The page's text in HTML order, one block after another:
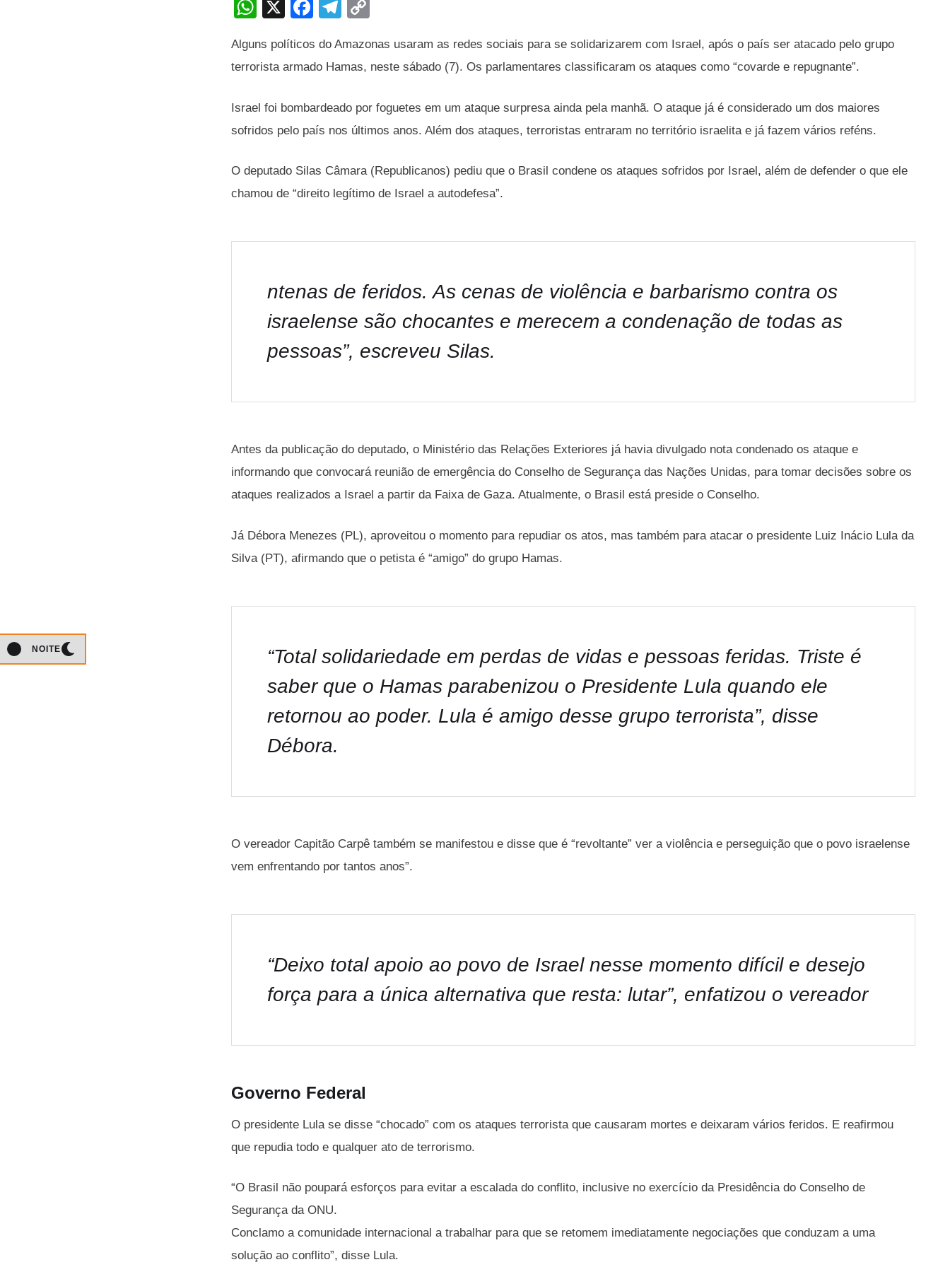
NOITE
W
at
s
A
p
p
X
F
c
e
b
o
o
k
T
e
gr
a
m
p
y
Li
n
k
Alguns políticos do Amazonas usaram as redes sociais para se solidarizarem com Israel, após o país ser atacado pelo grupo
terrorista armado Hamas, neste sábado (7). Os parlamentares classificaram os ataques como “covarde e repugnante”.
Israel foi bombardeado por foguetes em um ataque surpresa ainda pela manhã. O ataque já é considerado um dos maiores
sofridos pelo país nos últimos anos. Além dos ataques, terroristas entraram no território israelita e já fazem vários reféns.
O deputado Silas Câmara (Republicanos) pediu que o Brasil condene os ataques sofridos por Israel, além de defender o que ele
chamou de “direito legítimo de Israel a autodefesa”.
ntenas de feridos. As cenas de violência e barbarismo contra os
israelense são chocantes e merecem a condenação de todas as
pessoas”, escreveu Silas.
Antes da publicação do deputado, o Ministério das Relações Exteriores já havia divulgado nota condenado os ataque e
informando que convocará reunião de emergência do Conselho de Segurança das Nações Unidas, para tomar decisões sobre os
ataques realizados a Israel a partir da Faixa de Gaza. Atualmente, o Brasil está preside o Conselho.
Já Débora Menezes (PL), aproveitou o momento para repudiar os atos, mas também para atacar o presidente Luiz Inácio Lula da
Silva (PT), afirmando que o petista é “amigo” do grupo Hamas.
“Total solidariedade em perdas de vidas e pessoas feridas. Triste é
saber que o Hamas parabenizou o Presidente Lula quando ele
retornou ao poder. Lula é amigo desse grupo terrorista”, disse
Débora.
O vereador Capitão Carpê também se manifestou e disse que é “revoltante” ver a violência e perseguição que o povo israelense
vem enfrentando por tantos anos”.
“Deixo total apoio ao povo de Israel nesse momento difícil e desejo
força para a única alternativa que resta: lutar”, enfatizou o vereador
Governo Federal
O presidente Lula se disse “chocado” com os ataques terrorista que causaram mortes e deixaram vários feridos. E reafirmou
que repudia todo e qualquer ato de terrorismo.
“O Brasil não poupará esforços para evitar a escalada do conflito, inclusive no exercício da Presidência do Conselho de
Segurança da ONU.
Conclamo a comunidade internacional a trabalhar para que se retomem imediatamente negociações que conduzam a uma
solução ao conflito”, disse Lula.